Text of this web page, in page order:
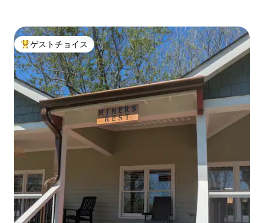
大好評のゲストチョイスです。
ゲストチョイス